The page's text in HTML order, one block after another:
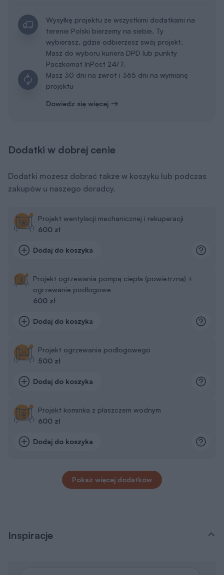
Wysyłkę projektu ze wszystkimi dodatkami na
terenie Polski bierzemy na siebie. Ty
wybierasz, gdzie odbierzesz swój projekt.
Masz do wyboru kuriera DPD lub punkty
Paczkomat InPost 24/7.
Masz 30 dni na zwrot i 365 dni na wymianę
projektu
Dowiedz się więcej
Dodatki w dobrej cenie
Dodatki możesz dobrać także w koszyku lub podczas
zakupów u naszego doradcy.
Projekt wentylacji mechanicznej i rekuperacji
600 zł
Dodaj do koszyka
Projekt ogrzewania pompą ciepła (powietrzną) +
ogrzewanie podłogowe
600 zł
Dodaj do koszyka
Projekt ogrzewania podłogowego
500 zł
Dodaj do koszyka
Projekt kominka z płaszczem wodnym
600 zł
Dodaj do koszyka
Pokaż więcej dodatków
Inspiracje